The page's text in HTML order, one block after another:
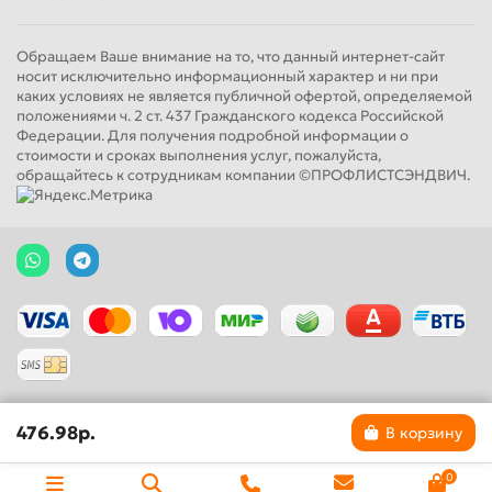
Обращаем Ваше внимание на то, что данный интернет-сайт
носит исключительно информационный характер и ни при
каких условиях не является публичной офертой, определяемой
положениями ч. 2 ст. 437 Гражданского кодекса Российской
Федерации. Для получения подробной информации о
стоимости и сроках выполнения услуг, пожалуйста,
обращайтесь к сотрудникам компании ©ПРОФЛИСТСЭНДВИЧ.
476.98р. В корзину
0